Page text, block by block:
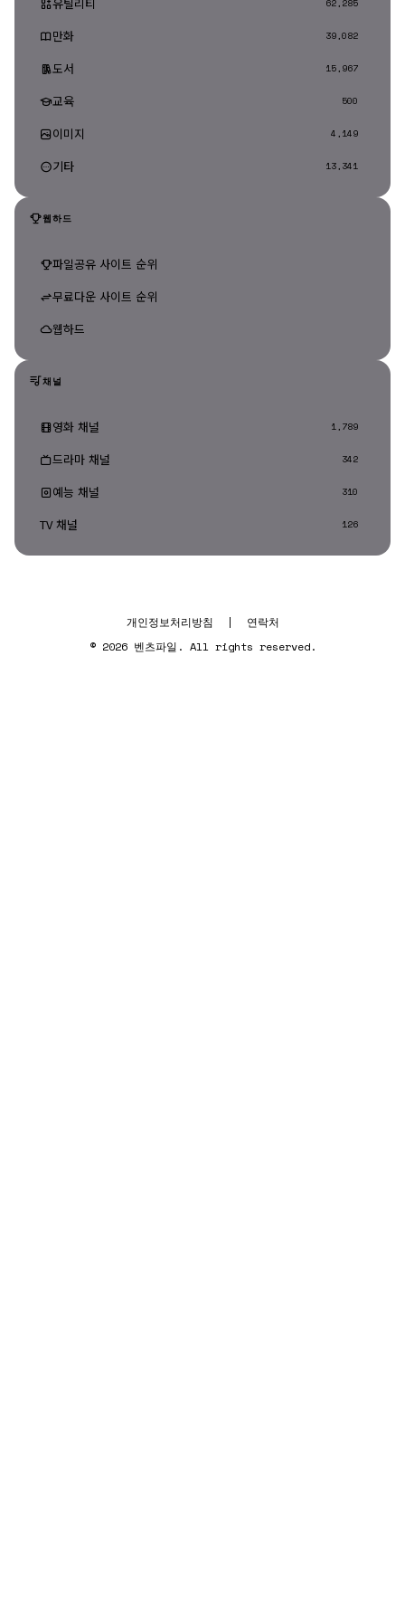
62,285
만화 39,082
도서 15,967
교육 500
이미지 4,149
기타 13,341
웹하드
파일공유 사이트 순위
무료다운 사이트 순위
웹하드
채널
영화 채널 1,789
드라마 채널 342
예능 채널 310
TV 채널 126
개인정보처리방침 |
연락처
© 2026 벤츠파일. All rights reserved.